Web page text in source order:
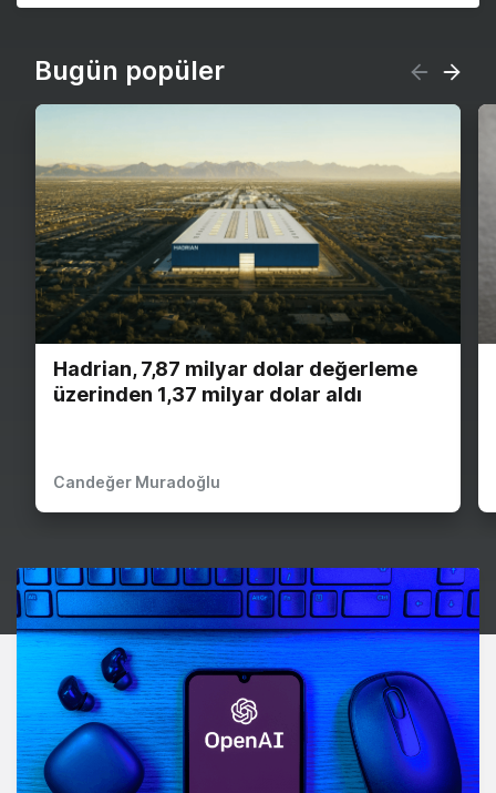
Bugün popüler
Hadrian, 7,87 milyar dolar değerleme
üzerinden 1,37 milyar dolar aldı
Candeğer Muradoğlu